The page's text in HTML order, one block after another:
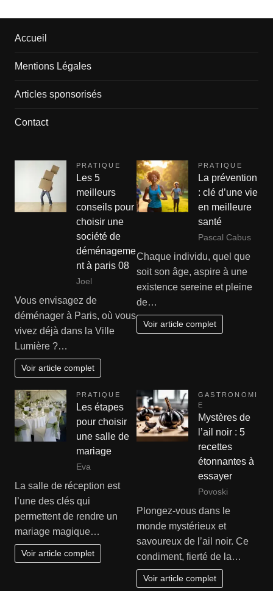
Accueil
Mentions Légales
Articles sponsorisés
Contact
PRATIQUE
Les 5
meilleurs
conseils pour
choisir une
société de
déménageme
nt à paris 08
Joel
Vous envisagez de
déménager à Paris, où vous
vivez déjà dans la Ville
Lumière ?…
Voir article complet
PRATIQUE
La prévention
: clé d’une vie
en meilleure
santé
Pascal Cabus
Chaque individu, quel que
soit son âge, aspire à une
existence sereine et pleine
de…
Voir article complet
PRATIQUE
Les étapes
pour choisir
une salle de
mariage
Eva
La salle de réception est
l’une des clés qui
permettent de rendre un
mariage magique…
Voir article complet
GASTRONOMI
E
Mystères de
l’ail noir : 5
recettes
étonnantes à
essayer
Povoski
Plongez-vous dans le
monde mystérieux et
savoureux de l’ail noir. Ce
condiment, fierté de la…
Voir article complet